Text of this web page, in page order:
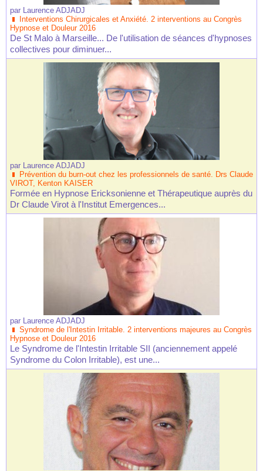
par Laurence ADJADJ
Interventions Chirurgicales et Anxiété. 2 interventions au Congrès
Hypnose et Douleur 2016
De St Malo à Marseille... De l'utilisation de séances d'hypnoses
collectives pour diminuer...
par Laurence ADJADJ
Prévention du burn-out chez les professionnels de santé. Drs Claude
VIROT, Kenton KAISER
Formée en Hypnose Ericksonienne et Thérapeutique auprès du
Dr Claude Virot à l'Institut Emergences...
par Laurence ADJADJ
Syndrome de l'Intestin Irritable. 2 interventions majeures au Congrès
Hypnose et Douleur 2016
Le Syndrome de l'Intestin Irritable SII (anciennement appelé
Syndrome du Colon Irritable), est une...